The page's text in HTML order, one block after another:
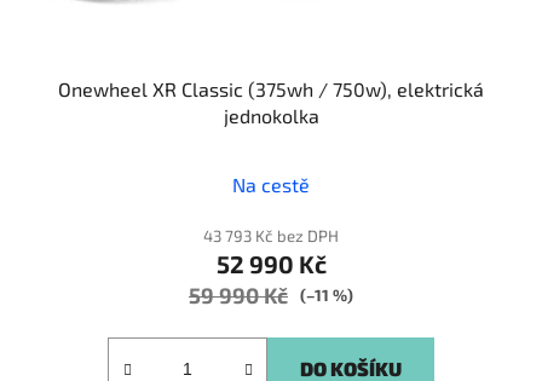
Onewheel XR Classic (375wh / 750w), elektrická
jednokolka
Na cestě
43 793 Kč bez DPH
52 990 Kč
59 990 Kč (–11 %)
DO KOŠÍKU